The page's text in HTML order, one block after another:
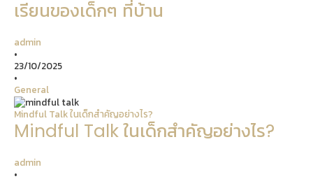
เรียนของเด็กๆ ที่บ้าน
admin
•
23/10/2025
•
General
Mindful Talk ในเด็กสำคัญอย่างไร?
Mindful Talk ในเด็กสำคัญอย่างไร?
admin
•